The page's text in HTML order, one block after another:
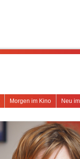
Neu
Morgen im Kino